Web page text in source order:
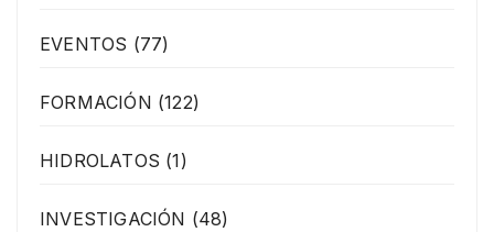
EVENTOS (77)
FORMACIÓN (122)
HIDROLATOS (1)
INVESTIGACIÓN (48)